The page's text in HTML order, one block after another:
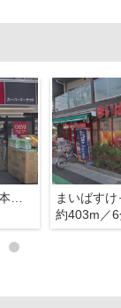
約403m／